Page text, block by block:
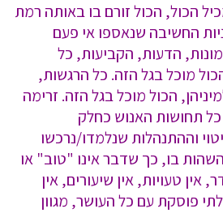
הכול, הכול זורם בו באותה רמת
החשיבה שנאספו אי פעם
הדעות, הקביעות, כל
מוכל בגל הזה. כל הרגשות,
הכול מוכל בגל הזה. זרימה
תחושות האנוש כחלק
וההתנהלות שנלמדו/נרכשו
בו, כך שדבר אינו "טוב" או
טעויות, אין שיעורים, אין
פוסקת עם כל העושר, מגוון